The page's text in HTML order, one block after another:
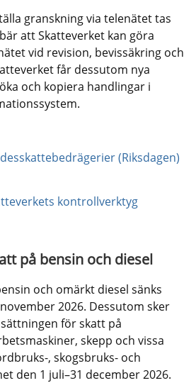
granskning via telenätet tas
att Skatteverket kan göra
vid revision, bevissäkring och
får dessutom nya
och kopiera handlingar i
(Riksdagen)
kontrollverktyg
på bensin och diesel
och omärkt diesel sänks
2026. Dessutom sker
för skatt på
skepp och vissa
, skogsbruks- och
den 1 juli–31 december 2026.